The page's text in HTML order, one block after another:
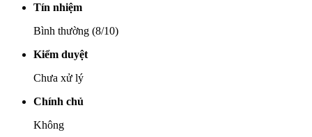
Tín nhiệm
Bình thường (8/10)
Kiểm duyệt
Chưa xử lý
Chính chủ
Không